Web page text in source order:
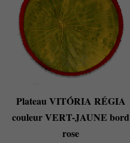
Plateau VITÓRIA RÉGIA
couleur VERT-JAUNE bord
rose